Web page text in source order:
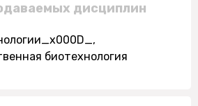
дисциплин
биотехнология